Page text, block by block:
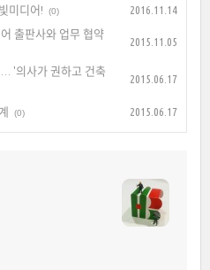
미디어! (0)
2016.11.14
출판사와 업무 협약
2015.11.05
'의사가 권하고 건축
2015.06.17
(0) 2015.06.17